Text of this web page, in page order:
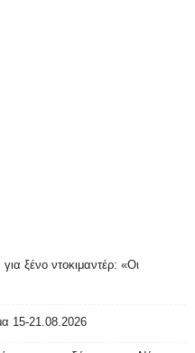
ξένο ντοκιμαντέρ: «Οι
15-21.08.2026